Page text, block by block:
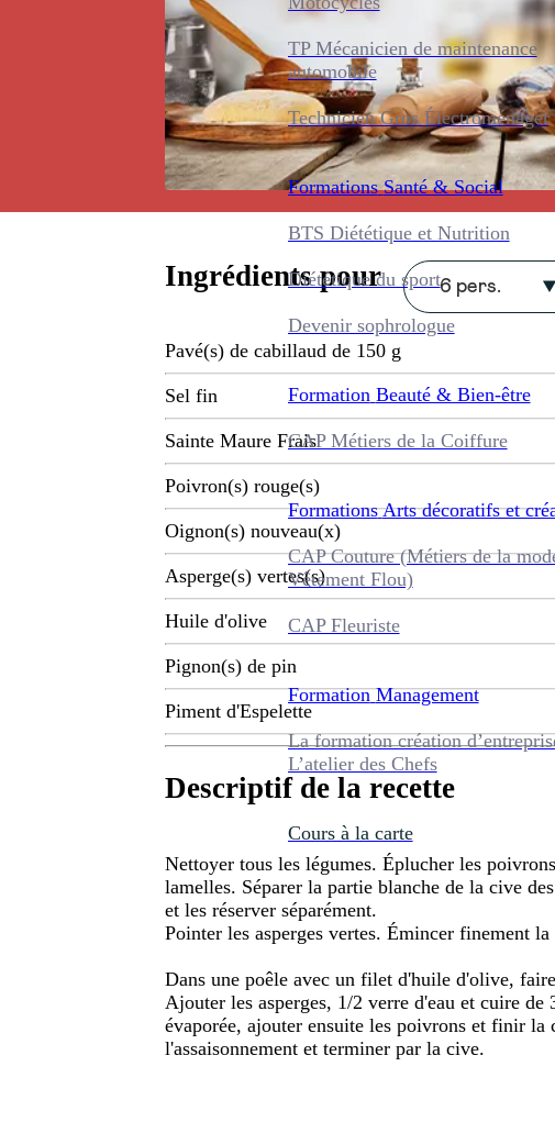
TP Mécanicien de maintenance
automobile
Technicien Gros Électroménager
Formations Santé & Social
BTS Diététique et Nutrition
Diététique du sport
Devenir sophrologue
Formation Beauté & Bien-être
CAP Métiers de la Coiffure
Formations Arts décoratifs et
CAP Couture (Métiers de la
Vêtement Flou)
CAP Fleuriste
Formation Management
La formation création
L’atelier des Chefs
Cours à la carte
Ingrédients pour 6 pers.
Pavé(s) de cabillaud de 150 g
Sel fin
Sainte Maure Frais
Poivron(s) rouge(s)
Oignon(s) nouveau(x)
Asperge(s) vertes(s)
Huile d'olive
Pignon(s) de pin
Piment d'Espelette
Descriptif de la recette
Nettoyer tous les légumes. Éplucher les
lamelles. Séparer la partie blanche de la cive
et les réserver séparément.
Pointer les asperges vertes. Émincer finement
Dans une poêle avec un filet d'huile d'olive,
Ajouter les asperges, 1/2 verre d'eau et cuire
évaporée, ajouter ensuite les poivrons et finir
l'assaisonnement et terminer par la cive.